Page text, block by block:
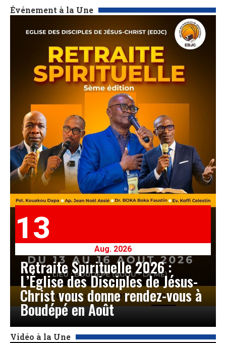
Événement à la Une
13
Aug. 2026
Retraite Spirituelle 2026 :
L’Église des Disciples de Jésus-
Christ vous donne rendez-vous à
Boudépé en Août
Vidéo à la Une